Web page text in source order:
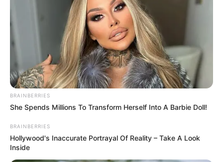
BRAINBERRIES
She Spends Millions To Transform Herself Into A Barbie Doll!
BRAINBERRIES
Hollywood's Inaccurate Portrayal Of Reality – Take A Look
Inside